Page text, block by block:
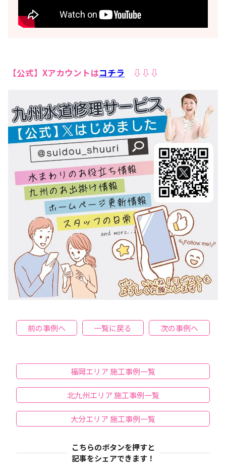
【公式】Xアカウントはコチラ ⇩⇩⇩
前の事例へ 一覧に戻る 次の事例へ
福岡エリア 施工事例一覧
北九州エリア 施工事例一覧
大分エリア 施工事例一覧
こちらのボタンを押すと
記事をシェアできます！